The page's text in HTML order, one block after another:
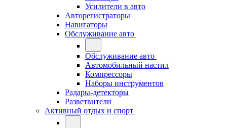
Усилители в авто
Авторегистраторы
Навигаторы
Обслуживание авто
Обслуживание авто
Автомобильный настил
Компрессоры
Наборы инструментов
Радары-детекторы
Разветвители
Активный отдых и спорт